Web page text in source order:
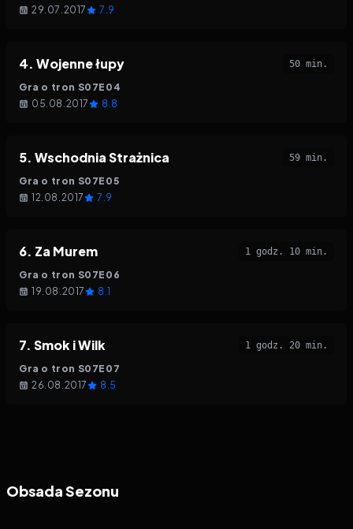
29.07.2017
7.9
4. Wojenne łupy 50 min.
Gra o tron S07E 04
05.08.2017
8.8
5. Wschodnia Strażnica 59 min.
Gra o tron S07E 05
12.08.2017
7.9
6. Za Murem 1 godz. 10 min.
Gra o tron S07E 06
19.08.2017
8.1
7. Smok i Wilk 1 godz. 20 min.
Gra o tron S07E 07
26.08.2017
8.5
Obsada Sezonu